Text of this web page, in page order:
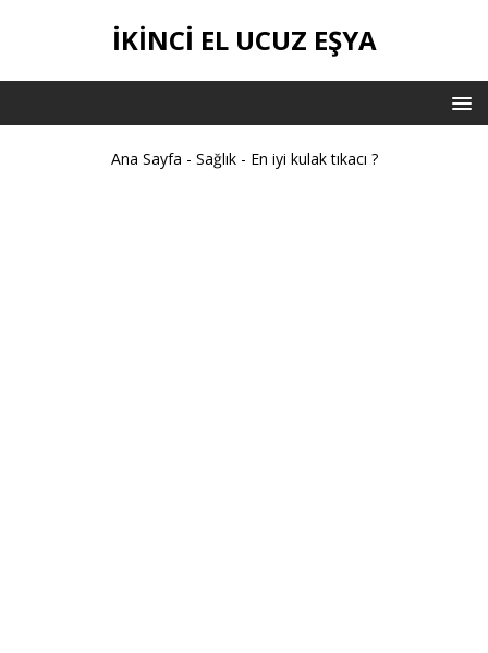
İKİNCİ EL UCUZ EŞYA
Ana Sayfa - Sağlık- En iyi kulak tıkacı ?